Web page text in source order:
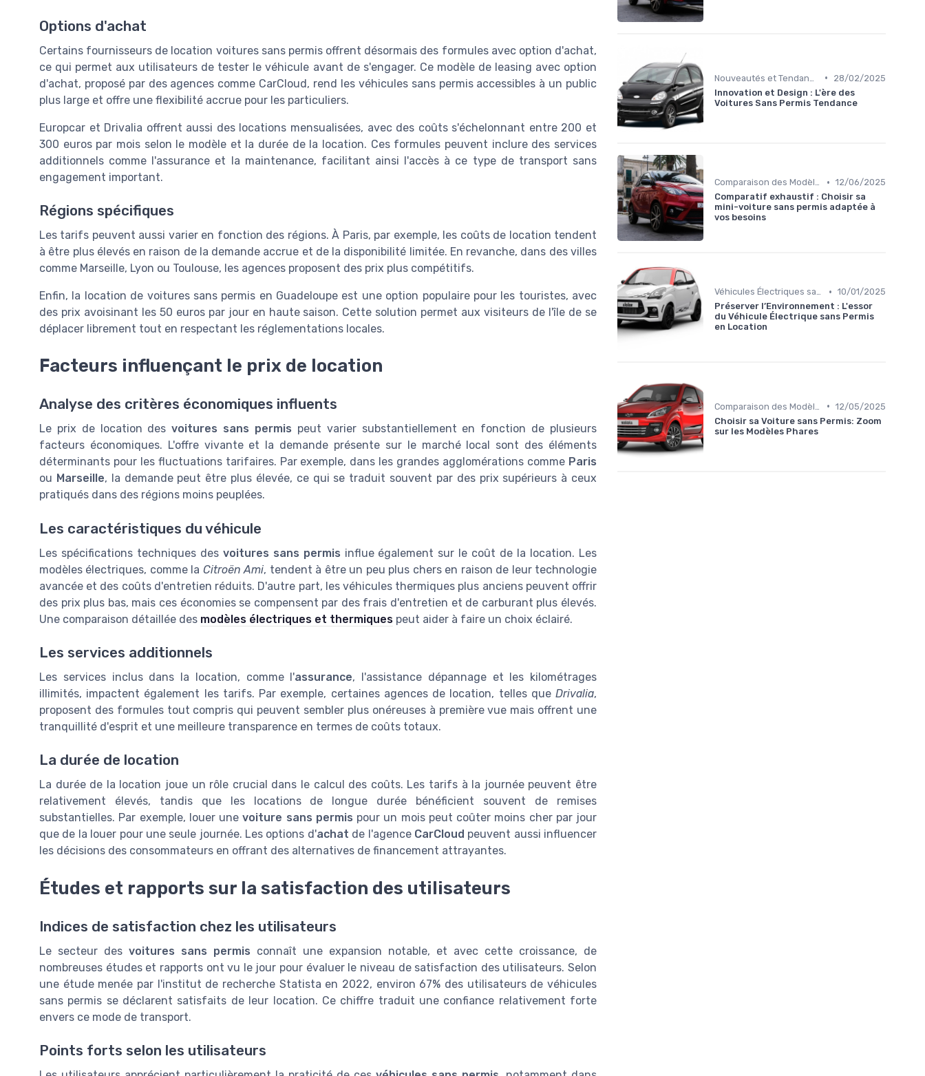
Options d'achat
Certains fournisseurs de location voitures sans permisoffrent désormais des formules avec option d'achat,
ce qui permet aux utilisateurs de tester le véhicule avant de s'engager. Ce modèle de leasing avec option
d'achat, proposé par des agences comme CarCloud, rend les véhicules sans permis accessibles à un public
plus large et offre une flexibilité accrue pour les particuliers.
Europcar et Drivalia offrent aussi des locations mensualisées, avec des coûts s'échelonnant entre 200 et
300 euros par mois selon le modèle et la durée de la location. Ces formules peuvent inclure des services
additionnels comme l'assurance et la maintenance, facilitant ainsi l'accès à ce type de transport sans
engagement important.
Régions spécifiques
Les tarifs peuvent aussi varier en fonction des régions. À Paris, par exemple, les coûts de location tendent
à être plus élevés en raison de la demande accrue et de la disponibilité limitée. En revanche, dans des villes
comme Marseille, Lyon ou Toulouse, les agences proposent des prix plus compétitifs.
Enfin, la location de voitures sans permis en Guadeloupe est une option populaire pour les touristes, avec
des prix avoisinant les 50 euros par jour en haute saison. Cette solution permet aux visiteurs de l'île de se
déplacer librement tout en respectant les réglementations locales.
Facteurs influençant le prix de location
Analyse des critères économiques influents
Le prix de location desvoitures sans permis peut varier substantiellement en fonction de plusieurs
facteurs économiques. L'offre vivante et la demande présente sur le marché local sont des éléments
déterminants pour les fluctuations tarifaires. Par exemple, dans les grandes agglomérations comme Paris
ou Marseille, la demande peut être plus élevée, ce qui se traduit souvent par des prix supérieurs à ceux
pratiqués dans des régions moins peuplées.
Les caractéristiques du véhicule
Les spécifications techniques des voitures sans permis influe également sur le coût de la location. Les
modèles électriques, comme la Citroën Ami, tendent à être un peu plus chers en raison de leur technologie
avancée et des coûts d'entretien réduits. D'autre part, les véhicules thermiques plus anciens peuvent offrir
des prix plus bas, mais ces économies se compensent par des frais d'entretien et de carburant plus élevés.
Une comparaison détaillée des modèles électriques et thermiques peut aider à faire un choix éclairé.
Les services additionnels
Les services inclus dans la location, comme l'assurance, l'assistance dépannage et les kilométrages
illimités, impactent également les tarifs. Par exemple, certaines agences de location, telles que Drivalia,
proposent des formules tout compris qui peuvent sembler plus onéreuses à première vue mais offrent une
tranquillité d'esprit et une meilleure transparence en termes de coûts totaux.
La durée de location
La durée de la location joue un rôle crucial dans le calcul des coûts. Les tarifs à la journée peuvent être
relativement élevés, tandis que les locations de longue durée bénéficient souvent de remises
substantielles. Par exemple, louer unevoiture sans permis pour un mois peut coûter moins cher par jour
que de la louer pour une seule journée. Les options d'achat de l'agence CarCloud peuvent aussi influencer
les décisions des consommateurs en offrant des alternatives de financement attrayantes.
Études et rapports sur la satisfaction des utilisateurs
Indices de satisfaction chez les utilisateurs
Le secteur des voitures sans permis connaît une expansion notable, et avec cette croissance, de
nombreuses études et rapports ont vu le jour pour évaluer le niveau de satisfaction des utilisateurs. Selon
une étude menée par l'institut de recherche Statista en 2022, environ 67% des utilisateurs de véhicules
sans permis se déclarent satisfaits de leur location. Ce chiffre traduit une confiance relativement forte
envers ce mode de transport.
Points forts selon les utilisateurs
•
28/02/2025
Innovation et Design : L'ère des
Voitures Sans Permis Tendance
Comparaison des Modèles • 12/06/2025
Comparatif exhaustif : Choisir sa
mini-voiture sans permis adaptée à
vos besoins
Véhicules Électriques sans Permis • 10/01/2025
Préserver l’Environnement : L'essor
du Véhicule Électrique sans Permis
en Location
• 12/05/2025
Choisir sa Voiture sans Permis: Zoom
sur les Modèles Phares